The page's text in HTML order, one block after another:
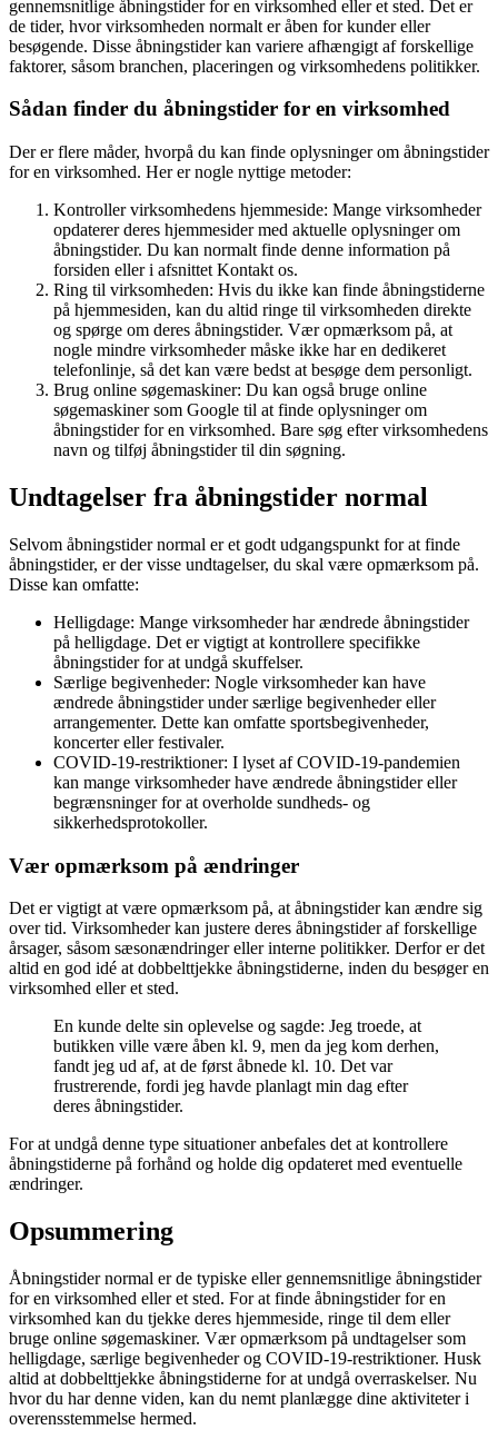
gennemsnitlige åbningstider for en virksomhed eller et sted. Det er
de tider, hvor virksomheden normalt er åben for kunder eller
besøgende. Disse åbningstider kan variere afhængigt af forskellige
faktorer, såsom branchen, placeringen og virksomhedens politikker.
Sådan finder du åbningstider for en virksomhed
Der er flere måder, hvorpå du kan finde oplysninger om åbningstider
for en virksomhed. Her er nogle nyttige metoder:
Kontroller virksomhedens hjemmeside: Mange virksomheder
opdaterer deres hjemmesider med aktuelle oplysninger om
åbningstider. Du kan normalt finde denne information på
forsiden eller i afsnittet Kontakt os.
Ring til virksomheden: Hvis du ikke kan finde åbningstiderne
på hjemmesiden, kan du altid ringe til virksomheden direkte
og spørge om deres åbningstider. Vær opmærksom på, at
nogle mindre virksomheder måske ikke har en dedikeret
telefonlinje, så det kan være bedst at besøge dem personligt.
Brug online søgemaskiner: Du kan også bruge online
søgemaskiner som Google til at finde oplysninger om
åbningstider for en virksomhed. Bare søg efter virksomhedens
navn og tilføj åbningstider til din søgning.
Undtagelser fra åbningstider normal
Selvom åbningstider normal er et godt udgangspunkt for at finde
åbningstider, er der visse undtagelser, du skal være opmærksom på.
Disse kan omfatte:
Helligdage: Mange virksomheder har ændrede åbningstider
på helligdage. Det er vigtigt at kontrollere specifikke
åbningstider for at undgå skuffelser.
Særlige begivenheder: Nogle virksomheder kan have
ændrede åbningstider under særlige begivenheder eller
arrangementer. Dette kan omfatte sportsbegivenheder,
koncerter eller festivaler.
COVID-19-restriktioner: I lyset af COVID-19-pandemien
kan mange virksomheder have ændrede åbningstider eller
begrænsninger for at overholde sundheds- og
sikkerhedsprotokoller.
Vær opmærksom på ændringer
Det er vigtigt at være opmærksom på, at åbningstider kan ændre sig
over tid. Virksomheder kan justere deres åbningstider af forskellige
årsager, såsom sæsonændringer eller interne politikker. Derfor er det
altid en god idé at dobbelttjekke åbningstiderne, inden du besøger en
virksomhed eller et sted.
En kunde delte sin oplevelse og sagde: Jeg troede, at
butikken ville være åben kl. 9, men da jeg kom derhen,
fandt jeg ud af, at de først åbnede kl. 10. Det var
frustrerende, fordi jeg havde planlagt min dag efter
deres åbningstider.
For at undgå denne type situationer anbefales det at kontrollere
åbningstiderne på forhånd og holde dig opdateret med eventuelle
ændringer.
Opsummering
Åbningstider normal er de typiske eller gennemsnitlige åbningstider
for en virksomhed eller et sted. For at finde åbningstider for en
virksomhed kan du tjekke deres hjemmeside, ringe til dem eller
bruge online søgemaskiner. Vær opmærksom på undtagelser som
helligdage, særlige begivenheder og COVID-19-restriktioner. Husk
altid at dobbelttjekke åbningstiderne for at undgå overraskelser. Nu
hvor du har denne viden, kan du nemt planlægge dine aktiviteter i
overensstemmelse hermed.